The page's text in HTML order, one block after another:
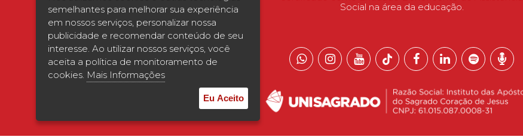
Verificada por
Social na área da educação.
semelhantes para melhorar sua experiência
em nossos serviços, personalizar nossa
publicidade e recomendar conteúdo de seu
interesse. Ao utilizar nossos serviços, você
aceita a política de monitoramento de
cookies. Mais Informações
Eu Aceito